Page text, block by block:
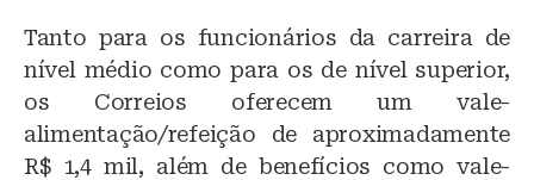
Tanto para os funcionários da carreira de
nível médio como para os de nível superior,
os Correios oferecem um vale-
alimentação/refeição de aproximadamente
R$ 1,4 mil, além de benefícios como vale-